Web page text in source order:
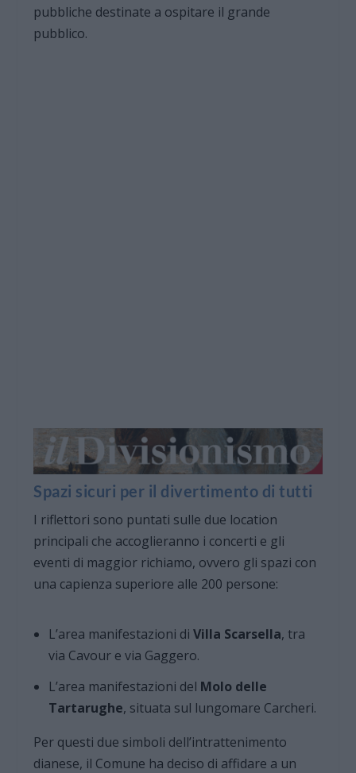
pubbliche destinate a ospitare il grande
pubblico.
Spazi sicuri per il divertimento di tutti
I riflettori sono puntati sulle due location
principali che accoglieranno i concerti e gli
eventi di maggior richiamo, ovvero gli spazi con
una capienza superiore alle 200 persone:
L’area manifestazioni di Villa Scarsella, tra
via Cavour e via Gaggero.
L’area manifestazioni del Molo delle
Tartarughe, situata sul lungomare Carcheri.
Per questi due simboli dell’intrattenimento
dianese, il Comune ha deciso di affidare a un